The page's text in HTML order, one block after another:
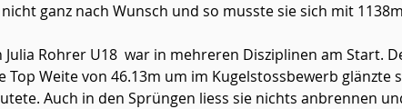
ganz nach Wunsch und so musste sie sich mit
Rohrer U18  war in mehreren Disziplinen am Start.
Top Weite von 46.13m um im Kugelstossbewerb glänzte
Auch in den Sprüngen liess sie nichts anbrennen